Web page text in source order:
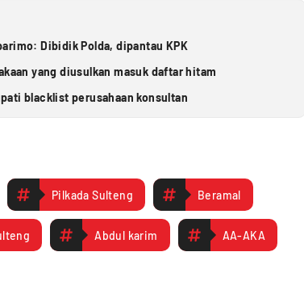
Dibidik Polda, dipantau KPK
yang diusulkan masuk daftar hitam
blacklist perusahaan konsultan
Pilkada Sulteng Beramal
Abdul karim AA-AKA